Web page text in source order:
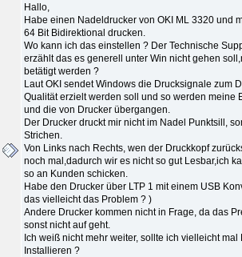
Hallo,
Habe einen Nadeldrucker von OKI ML 3320 und
64 Bit Bidirektional drucken.
Wo kann ich das einstellen ? Der Technische
erzählt das es generell unter Win nicht gehen
betätigt werden ?
Laut OKI sendet Windows die Drucksignale zum
Qualität erzielt werden soll und so werden meine
und die von Drucker übergangen.
Der Drucker druckt mir nicht im Nadel Punktsill,
Strichen.
Von Links nach Rechts, wen der Druckkopf
noch mal,dadurch wir es nicht so gut Lesbar,ich
so an Kunden schicken.
Habe den Drucker über LTP 1 mit einem USB
das vielleicht das Problem ? )
Andere Drucker kommen nicht in Frage, da das
sonst nicht auf geht.
Ich weiß nicht mehr weiter, sollte ich vielleicht
Installieren ?